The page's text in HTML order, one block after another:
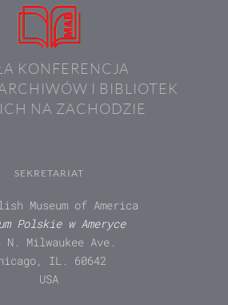
KONFERENCJA
I BIBLIOTEK
NA ZACHODZIE
SEKRETARIAT
Museum of America
Polskie w Ameryce
N. Milwaukee Ave.
IL. 60642
USA